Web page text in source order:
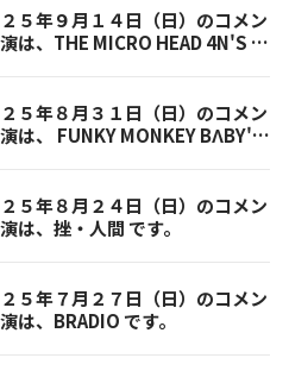
５年９月１４日（日）のコメン
は、THE MICRO HEAD 4N'S で
５年８月３１日（日）のコメン
は、 FUNKY MONKEY BΛBY'S
５年８月２４日（日）のコメン
は、挫・人間 です。
５年７月２７日（日）のコメン
は、BRADIO です。